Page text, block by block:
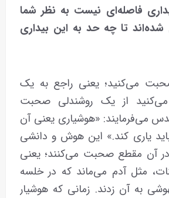
فاصله‌ای نیست به نظر شما
شده‌اند تا چه حد به این بیداری
می‌کنید؛ یعنی راجع به یک
از یک روشندلی صحبت
می‌فرمایند: «هوشیاری یعنی آن
یاری کند.» این هوش و دانشی
آن مقطع صحبت می‌کنند؛ یعنی
مثل آدم می‌ماند که در خلسه
به آن زدند. زمانی که هوشیار